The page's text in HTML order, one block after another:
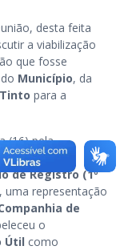
desta feita
a viabilização
que fosse
Município, da
para a
(16) pela
e pela
de Registro (1º
, uma representação
de
o
Útil como